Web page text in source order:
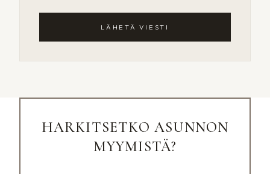
LÄHETÄ VIESTI
HARKITSETKO ASUNNON
MYYMISTÄ?